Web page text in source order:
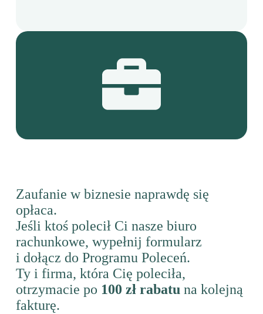
Zaufanie w biznesie naprawdę się
opłaca.
Jeśli ktoś polecił Ci nasze biuro
rachunkowe, wypełnij formularz
i dołącz do Programu Poleceń.
Ty i firma, która Cię poleciła,
otrzymacie po 100 zł rabatuna kolejną
fakturę.